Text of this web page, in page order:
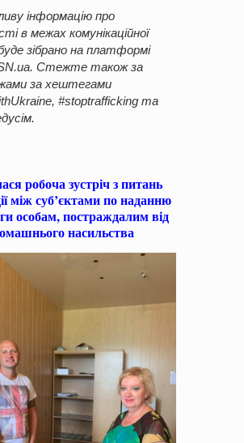
інформацію про
в межах комунікаційної
зібрано на платформі
Стежте також за
за хештегами
#stoptrafficking та
робоча зустріч з питань
між суб’єктами по наданню
особам, постраждалим від
насильства